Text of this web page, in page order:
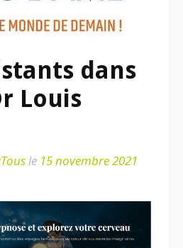
dans
Louis
le 15 novembre 2021